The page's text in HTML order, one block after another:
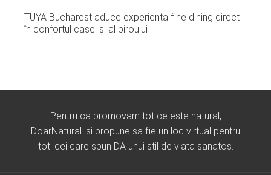
TUYA Bucharest aduce experiența fine dining direct
în confortul casei și al biroului
Pentru ca promovam tot ce este natural,
DoarNatural isi propune sa fie un loc virtual pentru
toti cei care spun DA unui stil de viata sanatos.